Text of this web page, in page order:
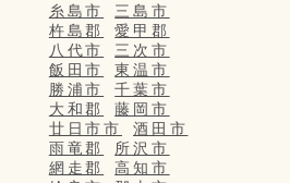
糸島市
三島市
杵島郡
愛甲郡
八代市
三次市
飯田市
東温市
勝浦市
千葉市
大和郡
藤岡市
廿日市市
酒田市
雨竜郡
所沢市
網走郡
高知市